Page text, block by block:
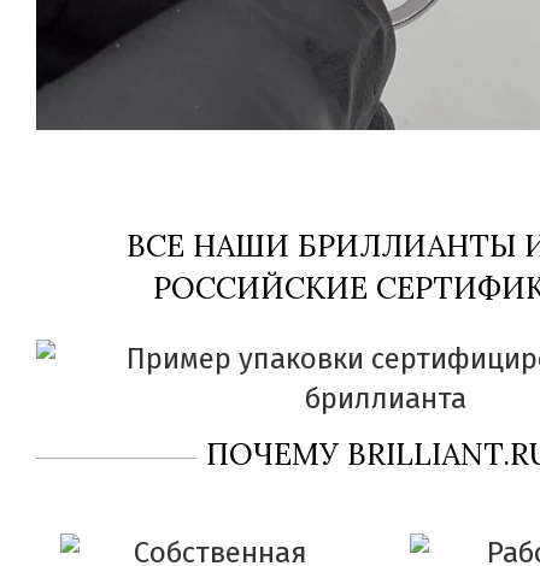
ВСЕ НАШИ БРИЛЛИАНТЫ
РОССИЙСКИЕ
ПОЧЕМУ